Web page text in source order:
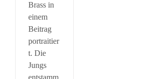
Brass in
einem
Beitrag
portraitier
t. Die
Jungs
entstamm